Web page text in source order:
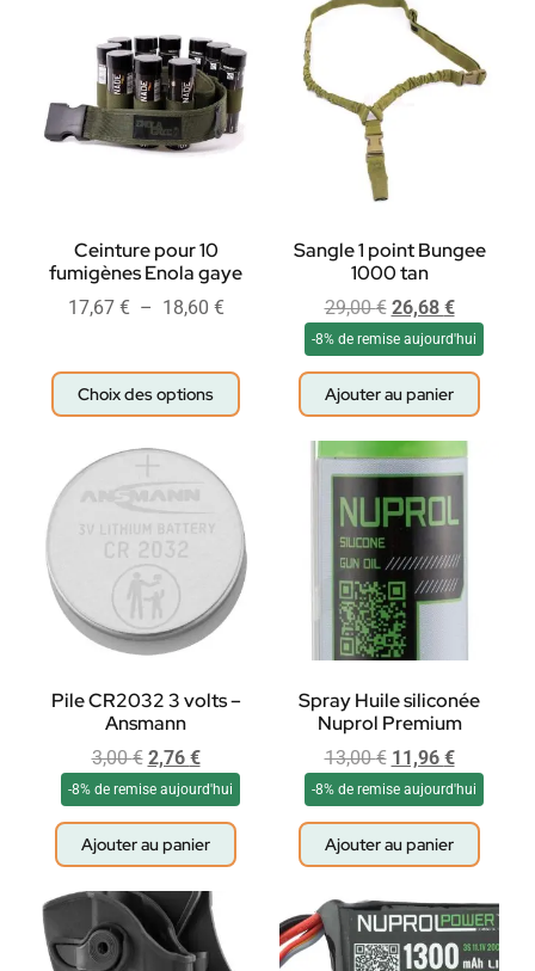
Ceinture pour 10
fumigènes Enola gaye
17,67 € – 18,60 €
Choix des options
Sangle 1 point Bungee
1000 tan
29,00€ 26,68 €
-8% de remise aujourd'hui
Ajouter au panier
Pile CR2032 3 volts –
Ansmann
3,00€ 2,76 €
-8% de remise aujourd'hui
Ajouter au panier
Spray Huile siliconée
Nuprol Premium
13,00€ 11,96 €
-8% de remise aujourd'hui
Ajouter au panier